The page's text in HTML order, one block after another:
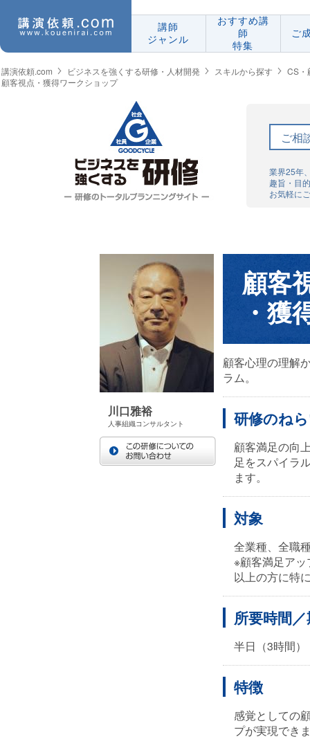
講師
ジャンル
おすすめ講
師
特集
ご
講演依頼.com ビジネスを強くする研修・人材開発 スキルから探す
CS・
顧客視点・獲得ワークショップ
ご相
業界25年
趣旨・目
お気軽に
川口雅裕
人事組織コンサルタント
顧客
・獲
顧客心理の理解
ラム。
研修のね
顧客満足の向
足をスパイラ
ます。
対象
全業種、全職
※顧客満足ア
以上の方に特
所要時間
半日（3時間）
特徴
感覚としての
プが実現でき